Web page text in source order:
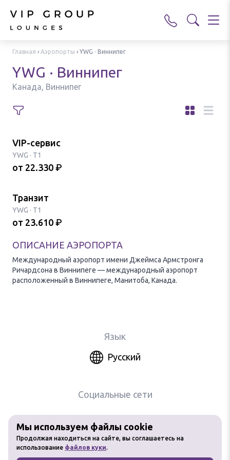
Главная › Аэропорты › YWG · Виннипег
YWG · Виннипег
Канада, Виннипег
VIP-сервис
YWG · T1
от 22.330 ₽
Транзит
YWG · T1
от 23.610 ₽
ОПИСАНИЕ АЭРОПОРТА
Международный аэропорт имени Джеймса Армстронга
Ричардсона в Виннипеге — международный аэропорт
расположенный в Виннипеге, Манитоба, Канада.
Мы используем файлы cookie
Продолжая находиться на сайте, вы соглашаетесь на
использование файлов куки.
Язык
Русский
Социальные сети
Любое использование материалов
сайта без разрешения запрещено